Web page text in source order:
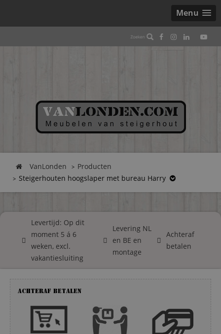
Menu
VanLonden
Producten
Steigerhouten hoogslaper met bureau Harry
Levertijd: Op dit
moment 5 á 6
weken, excl.
vakantiesluiting
Levering NL
en BE en
montage
Achteraf
betalen
Achteraf betalen